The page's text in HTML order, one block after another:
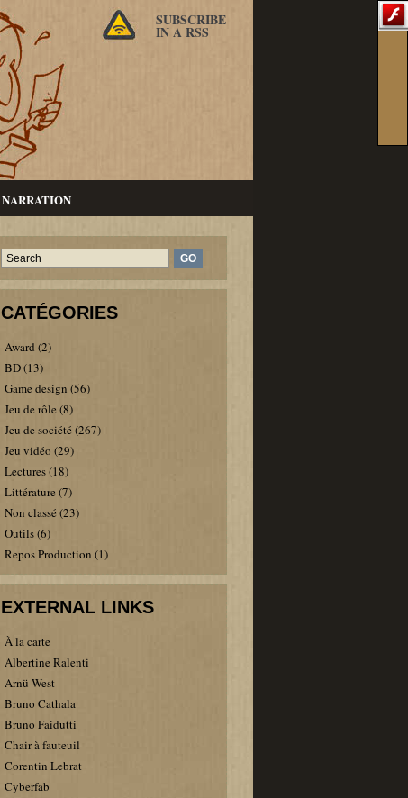
SUBSCRIBE
IN A RSS
NARRATION
CATÉGORIES
Award (2)
BD(13)
Game design (56)
Jeu de rôle(8)
Jeu de société (267)
Jeu vidéo (29)
Lectures(18)
Littérature (7)
Non classé (23)
Outils(6)
Repos Production (1)
EXTERNAL LINKS
À la carte
Albertine Ralenti
Arnü West
Bruno Cathala
Bruno Faidutti
Chair à fauteuil
Corentin Lebrat
Cyberfab